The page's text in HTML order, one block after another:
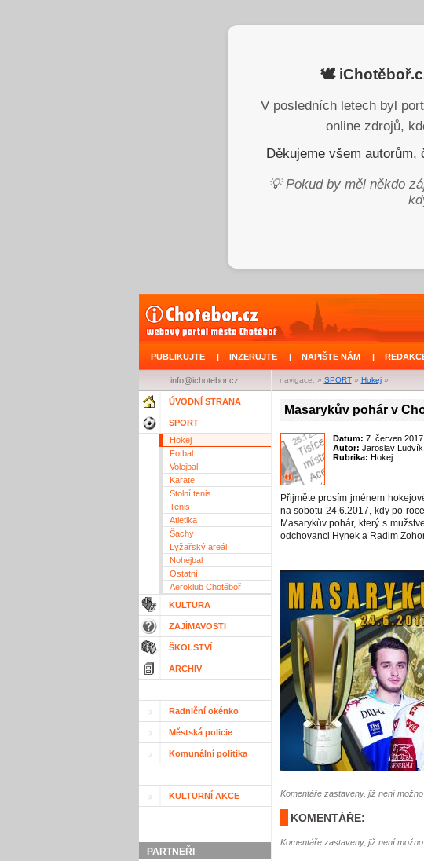
🕊️
V posledních letech byl
online zdrojů,
Děkujeme všem autorům,
💡 Pokud by měl někdo
PUBLIKUJTE | INZERUJTE | NAPIŠTE NÁM |
navigace: » SPORT» Hokej»
info@ichotebor.cz
ÚVODNÍ STRANA
SPORT
Hokej
Fotbal
Volejbal
Karate
Stolní tenis
Tenis
Atletika
Šachy
Lyžařský areál
Nohejbal
Ostatní
Aeroklub Chotěboř
KULTURA
ZAJÍMAVOSTI
ŠKOLSTVÍ
ARCHIV
Radniční okénko
Městská policie
Komunální politika
KULTURNÍ AKCE
PARTNEŘI
Masarykův pohár v
Datum: 7. červen
Autor: Jaroslav Ludvík
Rubrika: Hokej
Přijměte prosím jménem
na sobotu 24.6.2017, kdy po
Masarykův pohár, který s
odchovanci Hynek a Radim
Komentáře zastaveny, již není
KOMENTÁŘE:
Komentáře zastaveny, již není